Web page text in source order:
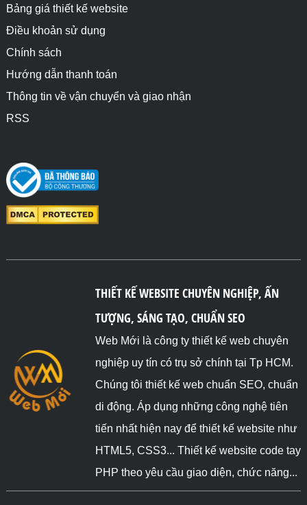
Bảng giá thiết kế website
Điều khoản sử dụng
Chính sách
Hướng dẫn thanh toán
Thông tin về vận chuyển và giao nhận
RSS
THIẾT KẾ WEBSITE CHUYÊN NGHIỆP, ẤN
TƯỢNG, SÁNG TẠO, CHUẨN SEO
Web Mới là công ty thiết kế web chuyên
nghiệp uy tín có trụ sở chính tại Tp HCM.
Chúng tôi thiết kế web chuẩn SEO, chuẩn
di động. Áp dụng những công nghệ tiên
tiến nhất hiện nay để thiết kế website như
HTML5, CSS3... Thiết kế website code tay
PHP theo yêu cầu giao diện, chức năng...